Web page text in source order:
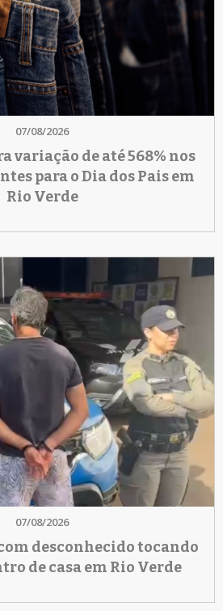
07/08/2026
variação de até 568% nos
para o Dia dos Pais em
Rio Verde
07/08/2026
desconhecido tocando
de casa em Rio Verde